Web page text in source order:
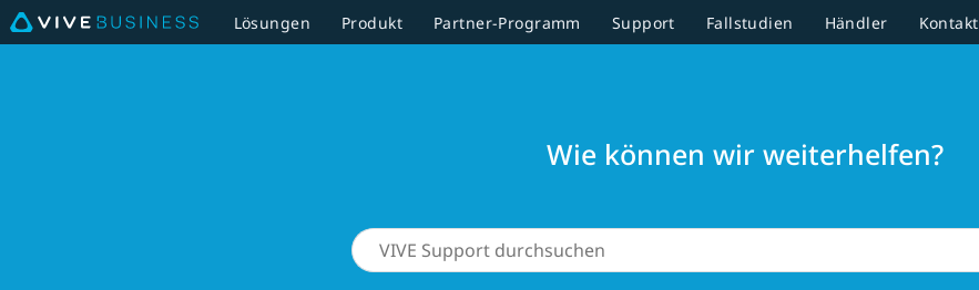
Lösungen Produkt Partner-Programm Support Fallstudien Händler Kontakt
Wie können wir weiterhelfen?